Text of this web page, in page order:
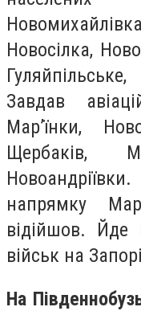
Новосілка,
Завдав
Мар’їнки,
Щербаків,
напрямку
відійшов. Йде
військ на
На